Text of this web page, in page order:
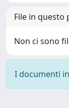
File in questo
Non ci sono
I documenti